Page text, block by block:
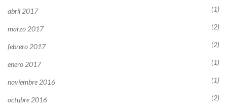
abril 2017 (1)
marzo 2017 (2)
febrero 2017 (2)
enero 2017 (1)
noviembre 2016 (1)
octubre 2016 (2)